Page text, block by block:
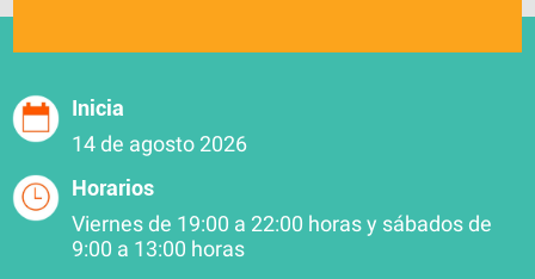
Inicia
14 de agosto 2026
Horarios
Viernes de 19:00 a 22:00 horas y sábados de
9:00 a 13:00 horas